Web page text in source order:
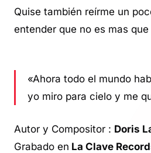
Quise también reírme un
entender que no es mas
«Ahora todo el mundo
yo miro para cielo y me
Autor y Compositor : Doris
Grabado en La Clave